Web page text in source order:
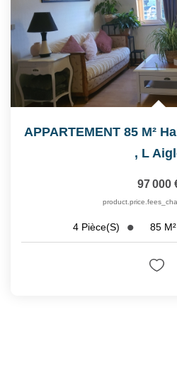
APPARTEMENT 85 M²
, L
97 000
4 Pièce(s) 85 M²